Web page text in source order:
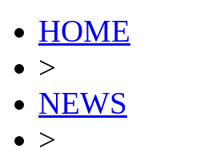
HOME
>
NEWS
>